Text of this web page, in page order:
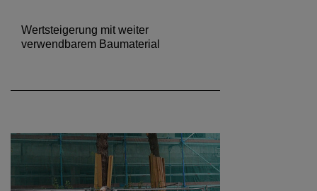
Wertsteigerung mit weiter
verwendbarem Baumaterial